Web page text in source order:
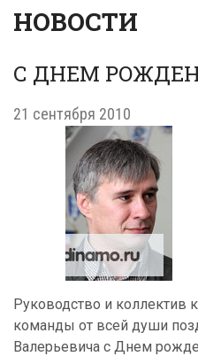
НОВОСТИ
С ДНЕМ
21 сентября 2010
Руководство и коллектив
команды от всей души
Валерьевича с Днем